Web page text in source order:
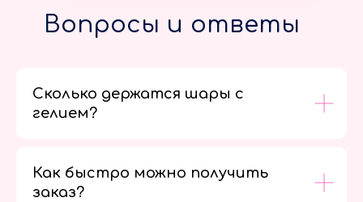
Вопросы и ответы
Сколько держатся шары с
гелием?
Как быстро можно получить
заказ?